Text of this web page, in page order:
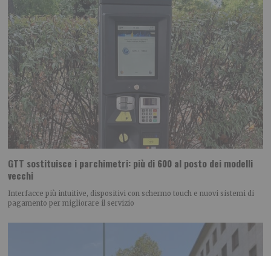
GTT sostituisce i parchimetri: più di 600 al posto dei modelli
vecchi
Interfacce più intuitive, dispositivi con schermo touch e nuovi sistemi di
pagamento per migliorare il servizio